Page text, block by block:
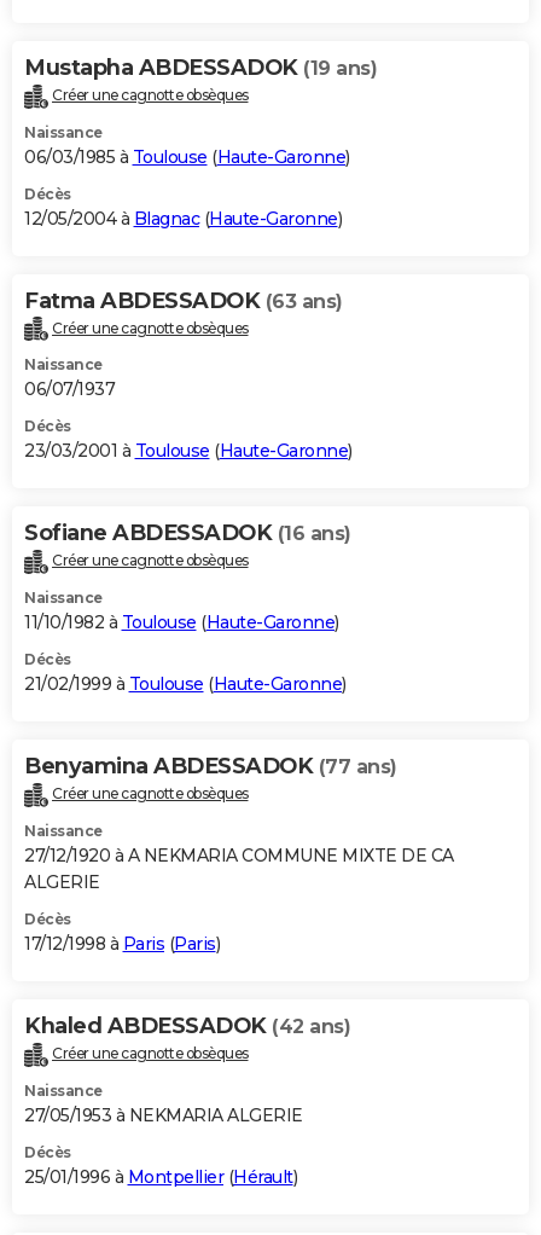
Mustapha ABDESSADOK (19 ans)
Créer une cagnotte obsèques
Naissance
06/03/1985 à Toulouse (Haute-Garonne)
Décès
12/05/2004 à Blagnac(Haute-Garonne)
Fatma ABDESSADOK (63 ans)
Créer une cagnotte obsèques
Naissance
06/07/1937
Décès
23/03/2001 à Toulouse (Haute-Garonne)
Sofiane ABDESSADOK (16 ans)
Créer une cagnotte obsèques
Naissance
11/10/1982 à Toulouse (Haute-Garonne)
Décès
21/02/1999 à Toulouse (Haute-Garonne)
Benyamina ABDESSADOK (77 ans)
Créer une cagnotte obsèques
Naissance
27/12/1920 à A NEKMARIA COMMUNE MIXTE DE CA
ALGERIE
Décès
17/12/1998 à Paris (Paris)
Khaled ABDESSADOK (42 ans)
Créer une cagnotte obsèques
Naissance
27/05/1953 à NEKMARIA ALGERIE
Décès
25/01/1996 à Montpellier(Hérault)